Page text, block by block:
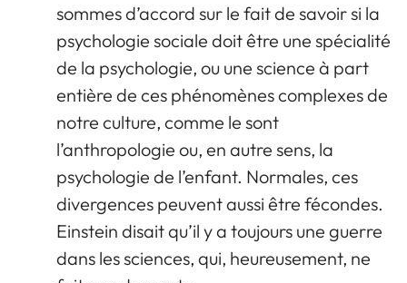
sommes d’accord sur le fait de savoir si la
psychologie sociale doit être une spécialité
de la psychologie, ou une science à part
entière de ces phénomènes complexes de
notre culture, comme le sont
l’anthropologie ou, en autre sens, la
psychologie de l’enfant. Normales, ces
divergences peuvent aussi être fécondes.
Einstein disait qu’il y a toujours une guerre
dans les sciences, qui, heureusement, ne